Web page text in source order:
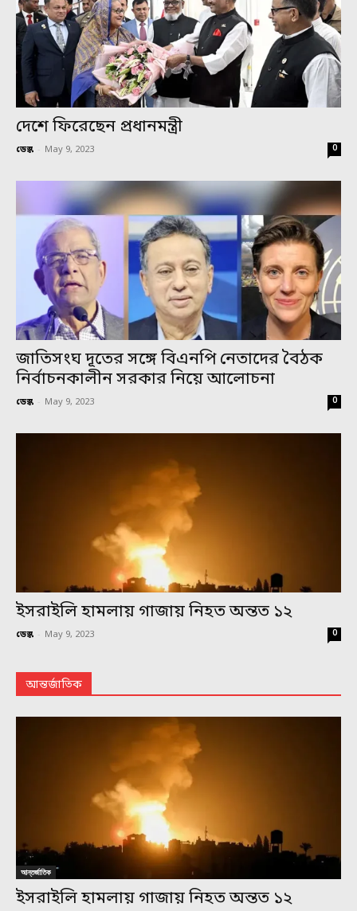
দেশে ফিরেছেন প্রধানমন্ত্রী
ডেস্ক - May 9, 2023 0
জাতিসংঘ দূতের সঙ্গে বিএনপি নেতাদের বৈঠক
নির্বাচনকালীন সরকার নিয়ে আলোচনা
ডেস্ক - May 9, 2023 0
ইসরাইলি হামলায় গাজায় নিহত অন্তত ১২
ডেস্ক - May 9, 2023 0
আন্তর্জাতিক
আন্তর্জাতিক
ইসরাইলি হামলায় গাজায় নিহত অন্তত ১২